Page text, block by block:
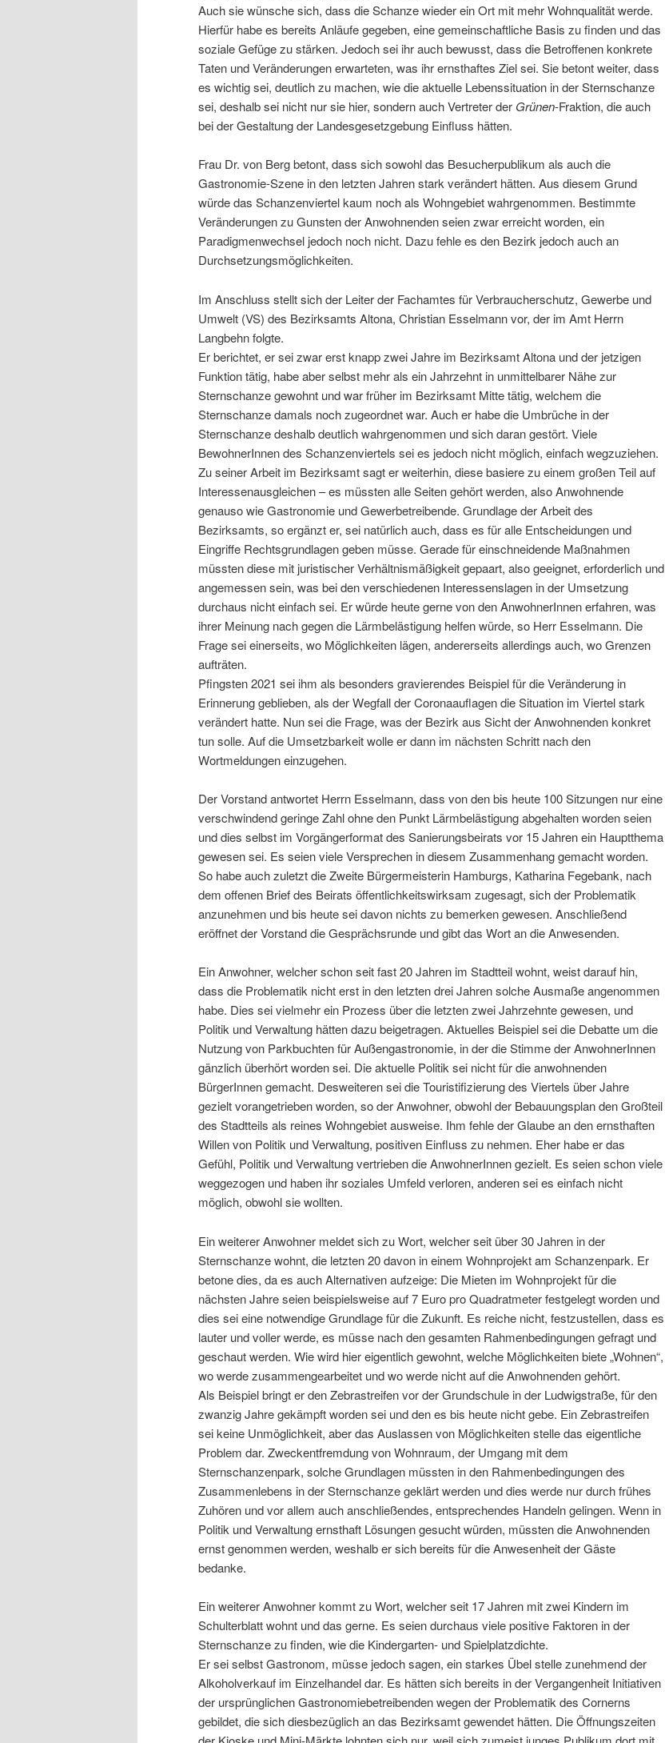
Auch sie wünsche sich, dass die Schanze wieder ein Ort mit mehr Wohnqualität werde.
Hierfür habe es bereits Anläufe gegeben, eine gemeinschaftliche Basis zu finden und das
soziale Gefüge zu stärken. Jedoch sei ihr auch bewusst, dass die Betroffenen konkrete
Taten und Veränderungen erwarteten, was ihr ernsthaftes Ziel sei. Sie betont weiter, dass
es wichtig sei, deutlich zu machen, wie die aktuelle Lebenssituation in der Sternschanze
sei, deshalb sei nicht nur sie hier, sondern auch Vertreter der Grünen-Fraktion, die auch
bei der Gestaltung der Landesgesetzgebung Einfluss hätten.
Frau Dr. von Berg betont, dass sich sowohl das Besucherpublikum als auch die
Gastronomie-Szene in den letzten Jahren stark verändert hätten. Aus diesem Grund
würde das Schanzenviertel kaum noch als Wohngebiet wahrgenommen. Bestimmte
Veränderungen zu Gunsten der Anwohnenden seien zwar erreicht worden, ein
Paradigmenwechsel jedoch noch nicht. Dazu fehle es den Bezirk jedoch auch an
Durchsetzungsmöglichkeiten.
Im Anschluss stellt sich der Leiter der Fachamtes für Verbraucherschutz, Gewerbe und
Umwelt (VS) des Bezirksamts Altona, Christian Esselmann vor, der im Amt Herrn
Langbehn folgte.
Er berichtet, er sei zwar erst knapp zwei Jahre im Bezirksamt Altona und der jetzigen
Funktion tätig, habe aber selbst mehr als ein Jahrzehnt in unmittelbarer Nähe zur
Sternschanze gewohnt und war früher im Bezirksamt Mitte tätig, welchem die
Sternschanze damals noch zugeordnet war. Auch er habe die Umbrüche in der
Sternschanze deshalb deutlich wahrgenommen und sich daran gestört. Viele
BewohnerInnen des Schanzenviertels sei es jedoch nicht möglich, einfach wegzuziehen.
Zu seiner Arbeit im Bezirksamt sagt er weiterhin, diese basiere zu einem großen Teil auf
Interessenausgleichen – es müssten alle Seiten gehört werden, also Anwohnende
genauso wie Gastronomie und Gewerbetreibende. Grundlage der Arbeit des
Bezirksamts, so ergänzt er, sei natürlich auch, dass es für alle Entscheidungen und
Eingriffe Rechtsgrundlagen geben müsse. Gerade für einschneidende Maßnahmen
müssten diese mit juristischer Verhältnismäßigkeit gepaart, also geeignet, erforderlich und
angemessen sein, was bei den verschiedenen Interessenslagen in der Umsetzung
durchaus nicht einfach sei. Er würde heute gerne von den AnwohnerInnen erfahren, was
ihrer Meinung nach gegen die Lärmbelästigung helfen würde, so Herr Esselmann. Die
Frage sei einerseits, wo Möglichkeiten lägen, andererseits allerdings auch, wo Grenzen
aufträten.
Pfingsten 2021 sei ihm als besonders gravierendes Beispiel für die Veränderung in
Erinnerung geblieben, als der Wegfall der Coronaauflagen die Situation im Viertel stark
verändert hatte. Nun sei die Frage, was der Bezirk aus Sicht der Anwohnenden konkret
tun solle. Auf die Umsetzbarkeit wolle er dann im nächsten Schritt nach den
Wortmeldungen einzugehen.
Der Vorstand antwortet Herrn Esselmann, dass von den bis heute 100 Sitzungen nur eine
verschwindend geringe Zahl ohne den Punkt Lärmbelästigung abgehalten worden seien
und dies selbst im Vorgängerformat des Sanierungsbeirats vor 15 Jahren ein Hauptthema
gewesen sei. Es seien viele Versprechen in diesem Zusammenhang gemacht worden.
So habe auch zuletzt die Zweite Bürgermeisterin Hamburgs, Katharina Fegebank, nach
dem offenen Brief des Beirats öffentlichkeitswirksam zugesagt, sich der Problematik
anzunehmen und bis heute sei davon nichts zu bemerken gewesen. Anschließend
eröffnet der Vorstand die Gesprächsrunde und gibt das Wort an die Anwesenden.
Ein Anwohner, welcher schon seit fast 20 Jahren im Stadtteil wohnt, weist darauf hin,
dass die Problematik nicht erst in den letzten drei Jahren solche Ausmaße angenommen
habe. Dies sei vielmehr ein Prozess über die letzten zwei Jahrzehnte gewesen, und
Politik und Verwaltung hätten dazu beigetragen. Aktuelles Beispiel sei die Debatte um die
Nutzung von Parkbuchten für Außengastronomie, in der die Stimme der AnwohnerInnen
gänzlich überhört worden sei. Die aktuelle Politik sei nicht für die anwohnenden
BürgerInnen gemacht. Desweiteren sei die Touristifizierung des Viertels über Jahre
gezielt vorangetrieben worden, so der Anwohner, obwohl der Bebauungsplan den Großteil
des Stadtteils als reines Wohngebiet ausweise. Ihm fehle der Glaube an den ernsthaften
Willen von Politik und Verwaltung, positiven Einfluss zu nehmen. Eher habe er das
Gefühl, Politik und Verwaltung vertrieben die AnwohnerInnen gezielt. Es seien schon viele
weggezogen und haben ihr soziales Umfeld verloren, anderen sei es einfach nicht
möglich, obwohl sie wollten.
Ein weiterer Anwohner meldet sich zu Wort, welcher seit über 30 Jahren in der
Sternschanze wohnt, die letzten 20 davon in einem Wohnprojekt am Schanzenpark. Er
betone dies, da es auch Alternativen aufzeige: Die Mieten im Wohnprojekt für die
nächsten Jahre seien beispielsweise auf 7 Euro pro Quadratmeter festgelegt worden und
dies sei eine notwendige Grundlage für die Zukunft. Es reiche nicht, festzustellen, dass es
lauter und voller werde, es müsse nach den gesamten Rahmenbedingungen gefragt und
geschaut werden. Wie wird hier eigentlich gewohnt, welche Möglichkeiten biete „Wohnen“,
wo werde zusammengearbeitet und wo werde nicht auf die Anwohnenden gehört.
Als Beispiel bringt er den Zebrastreifen vor der Grundschule in der Ludwigstraße, für den
zwanzig Jahre gekämpft worden sei und den es bis heute nicht gebe. Ein Zebrastreifen
sei keine Unmöglichkeit, aber das Auslassen von Möglichkeiten stelle das eigentliche
Problem dar. Zweckentfremdung von Wohnraum, der Umgang mit dem
Sternschanzenpark, solche Grundlagen müssten in den Rahmenbedingungen des
Zusammenlebens in der Sternschanze geklärt werden und dies werde nur durch frühes
Zuhören und vor allem auch anschließendes, entsprechendes Handeln gelingen. Wenn in
Politik und Verwaltung ernsthaft Lösungen gesucht würden, müssten die Anwohnenden
ernst genommen werden, weshalb er sich bereits für die Anwesenheit der Gäste
bedanke.
Ein weiterer Anwohner kommt zu Wort, welcher seit 17 Jahren mit zwei Kindern im
Schulterblatt wohnt und das gerne. Es seien durchaus viele positive Faktoren in der
Sternschanze zu finden, wie die Kindergarten- und Spielplatzdichte.
Er sei selbst Gastronom, müsse jedoch sagen, ein starkes Übel stelle zunehmend der
Alkoholverkauf im Einzelhandel dar. Es hätten sich bereits in der Vergangenheit Initiativen
der ursprünglichen Gastronomiebetreibenden wegen der Problematik des Cornerns
gebildet, die sich diesbezüglich an das Bezirksamt gewendet hätten. Die Öffnungszeiten